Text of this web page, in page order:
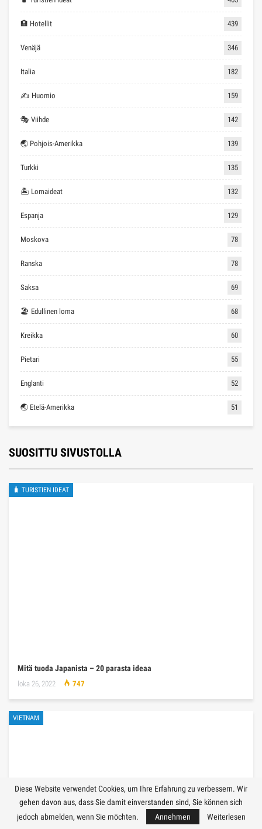
🏨 Hotellit 439
Venäjä 346
Italia 182
✍ Huomio 159
🎭 Viihde 142
🌏 Pohjois-Amerikka 139
Turkki 135
🏝 Lomaideat 132
Espanja 129
Moskova 78
Ranska 78
Saksa 69
🏖 Edullinen loma 68
Kreikka 60
Pietari 55
Englanti 52
🌏 Etelä-Amerikka 51
SUOSITTU SIVUSTOLLA
🧳 TURISTIEN IDEAT
Mitä tuoda Japanista – 20 parasta ideaa
loka 26, 2022 747
VIETNAM
Diese Website verwendet Cookies, um Ihre Erfahrung zu verbessern. Wir
gehen davon aus, dass Sie damit einverstanden sind, Sie können sich
jedoch abmelden, wenn Sie möchten.
Annehmen Weiterlesen